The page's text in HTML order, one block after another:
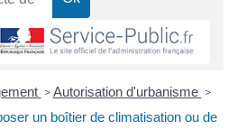
> Autorisation d'urbanisme >
un boîtier de climatisation ou de